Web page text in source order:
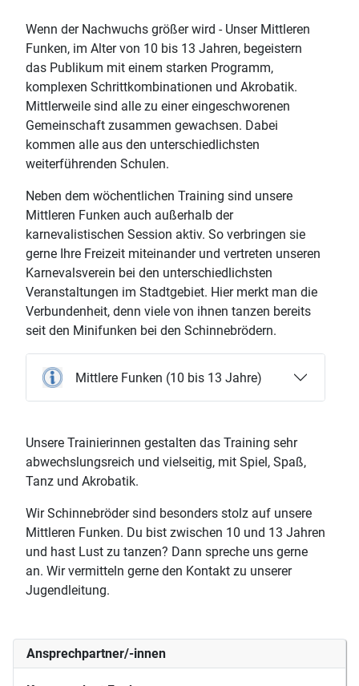
Wenn der Nachwuchs größer wird - Unser Mittleren
Funken, im Alter von 10 bis 13 Jahren, begeistern
das Publikum mit einem starken Programm,
komplexen Schrittkombinationen und Akrobatik.
Mittlerweile sind alle zu einer eingeschworenen
Gemeinschaft zusammen gewachsen. Dabei
kommen alle aus den unterschiedlichsten
weiterführenden Schulen.
Neben dem wöchentlichen Training sind unsere
Mittleren Funken auch außerhalb der
karnevalistischen Session aktiv. So verbringen sie
gerne Ihre Freizeit miteinander und vertreten unseren
Karnevalsverein bei den unterschiedlichsten
Veranstaltungen im Stadtgebiet. Hier merkt man die
Verbundenheit, denn viele von ihnen tanzen bereits
seit den Minifunken bei den Schinnebrödern.
Mittlere Funken (10 bis 13 Jahre)
Unsere Trainierinnen gestalten das Training sehr
abwechslungsreich und vielseitig, mit Spiel, Spaß,
Tanz und Akrobatik.
Wir Schinnebröder sind besonders stolz auf unsere
Mittleren Funken. Du bist zwischen 10 und 13 Jahren
und hast Lust zu tanzen? Dann spreche uns gerne
an. Wir vermitteln gerne den Kontakt zu unserer
Jugendleitung.
Ansprechpartner/-innen